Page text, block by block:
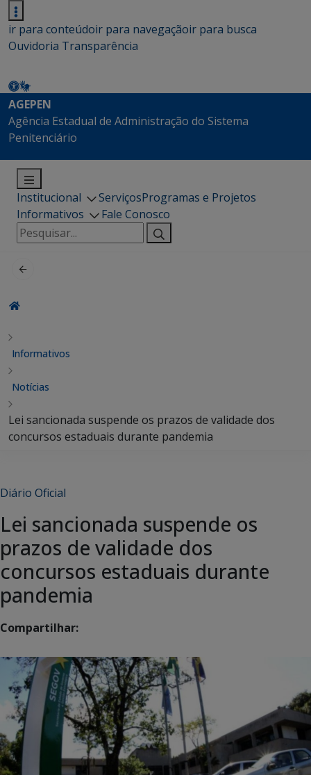
ir para conteúdoir para navegaçãoir para busca
Ouvidoria Transparência
AGEPEN
Agência Estadual de Administração do Sistema
Penitenciário
Institucional ServiçosProgramas e Projetos
Informativos
Fale Conosco
Pesquisar
por:
Informativos
Notícias
Lei sancionada suspende os prazos de validade dos
concursos estaduais durante pandemia
Diário Oficial
Lei sancionada suspende os
prazos de validade dos
concursos estaduais durante
pandemia
Compartilhar: